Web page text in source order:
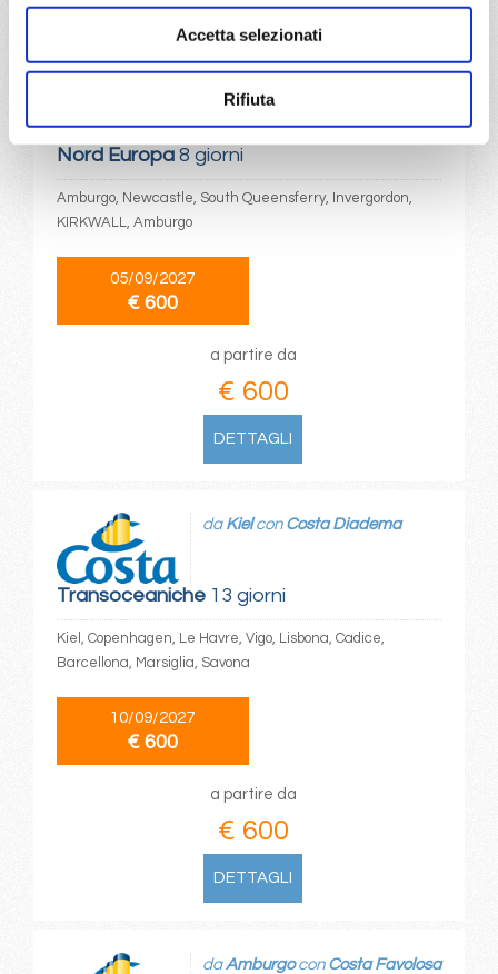
Accetta selezionati
Rifiuta
Nord Europa8 giorni
Amburgo, Newcastle, South Queensferry, Invergordon,
KIRKWALL, Amburgo
05/09/2027
€ 600
a partire da
€ 600
DETTAGLI
Transoceaniche13 giorni
da Kielcon Costa Diadema
Kiel, Copenhagen, Le Havre, Vigo, Lisbona, Cadice,
Barcellona, Marsiglia, Savona
10/09/2027
€ 600
a partire da
€ 600
DETTAGLI
daAmburgocon Costa Favolosa